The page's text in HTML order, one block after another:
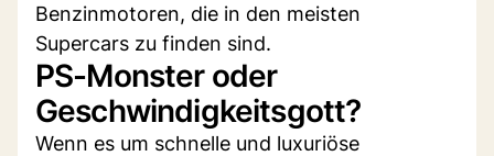
Benzinmotoren, die in den meisten
Supercars zu finden sind.
PS-Monster oder
Geschwindigkeitsgott?
Wenn es um schnelle und luxuriöse